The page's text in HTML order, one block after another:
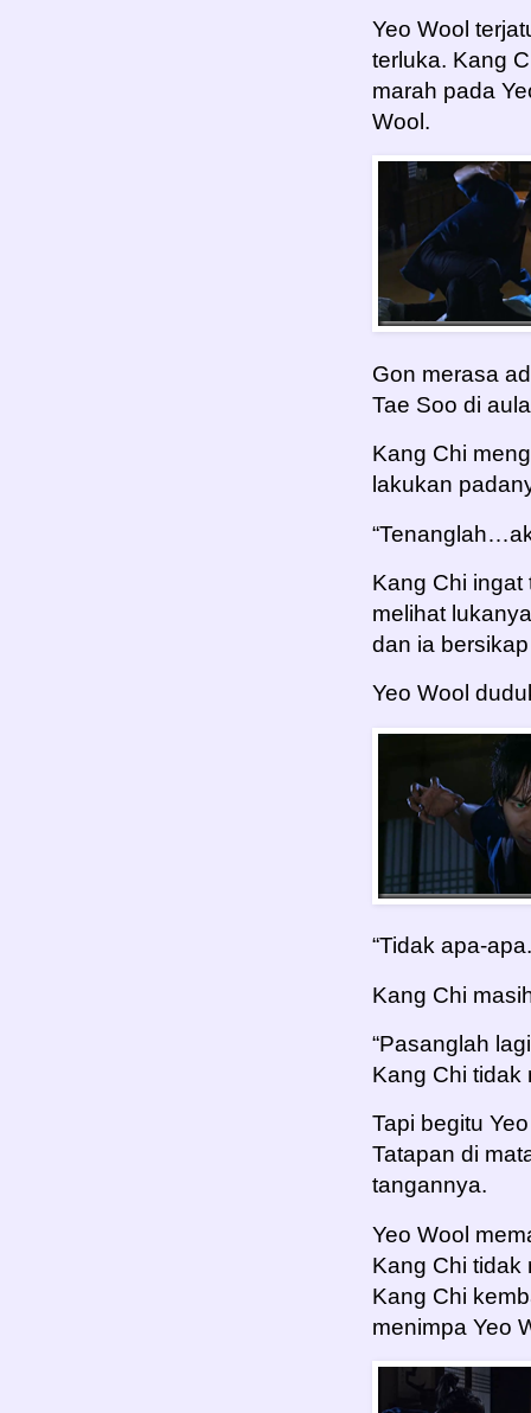
Yeo Wool
terluka. Kang
marah pada
Wool.
Gon merasa
Tae Soo di
Kang Chi
lakukan
Kang Chi ingat
melihat
dan ia
Yeo Wool
“Tidak apa-
Kang Chi
“Pasanglah
Kang Chi tidak
Tapi begitu
Tatapan di
tangannya.
Yeo Wool
Kang Chi tidak
Kang Chi
menimpa Yeo